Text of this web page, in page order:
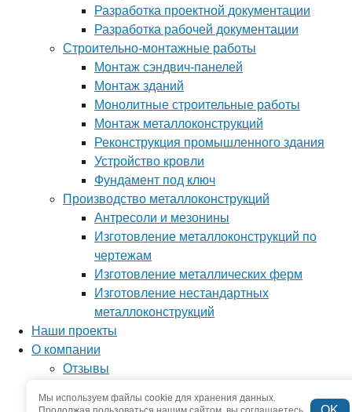
Мы используем файлы cookie для хранения данных.
Разработка проектной документации
Разработка рабочей документации
Строительно-монтажные работы
Монтаж сэндвич-панелей
Монтаж зданий
Монолитные строительные работы
Монтаж металлоконструкций
Реконструкция промышленного здания
Устройство кровли
Фундамент под ключ
Производство металлоконструкций
Антресоли и мезонины
Изготовление металлоконструкций по
чертежам
Изготовление металлических ферм
Изготовление нестандартных
металлоконструкций
Наши проекты
О компании
Отзывы
Вопрос-ответ